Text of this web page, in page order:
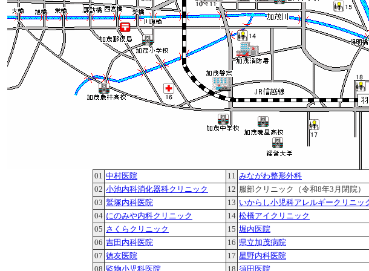
01 中村医院 11 みながわ整形外科
02 小池内科消化器科クリニック 12 服部クリニック（令和8年3月閉院）
03 鷲塚内科医院 13 いからし小児科アレルギークリニッ
04 にのみや内科クリニック 14 松橋アイクリニック
05 さくらクリニック 15 堀内医院
06 吉田内科医院 16 県立加茂病院
07 徳友医院 17 星野内科医院
08 監物小児科医院 18 須田医院